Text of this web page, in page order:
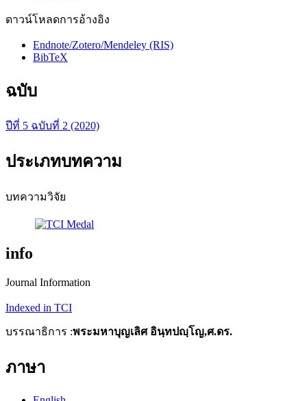
ดาวน์โหลดการอ้างอิง
Endnote/Zotero/Mendeley (RIS)
BibTeX
ฉบับ
ปีที่ 5 ฉบับที่ 2 (2020)
ประเภทบทความ
บทความวิจัย
info
Journal Information
Indexed in TCI
บรรณาธิการ :พระมหาบุญเลิศ อินฺทปญฺโญ,ศ.ดร.
ภาษา